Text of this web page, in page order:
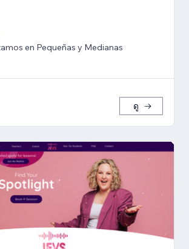
en Pequeñas y Medianas
ดู